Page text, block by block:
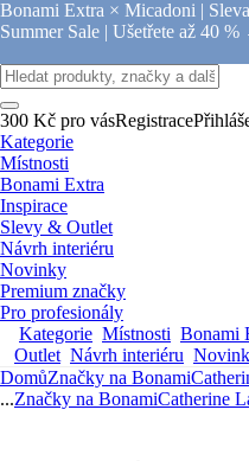
Bonami Extra × Micadoni |
Summer Sale | Ušetřete až 40 %
300 Kč pro vásRegistrace
Kategorie
Místnosti
Bonami Extra
Inspirace
Slevy & Outlet
Návrh interiéru
Novinky
Premium značky
Pro profesionály
Kategorie Místnosti Bonami
Outlet Návrh interiéru
DomůZnačky na Bonami
...Značky na BonamiCatherine